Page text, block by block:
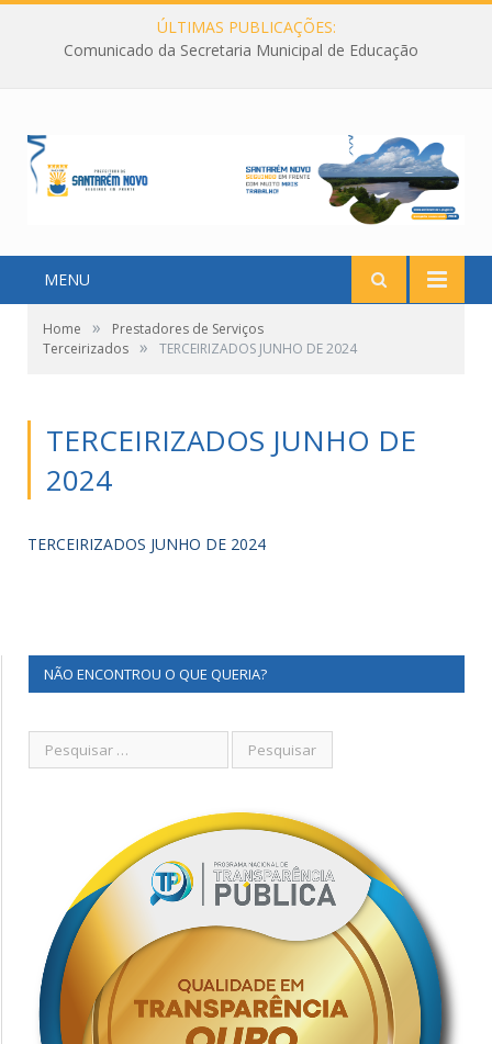
ÚLTIMAS PUBLICAÇÕES:
Comunicado da Secretaria Municipal de Educação
MENU
Home »
Prestadores de Serviços
Terceirizados » TERCEIRIZADOS JUNHO DE 2024
TERCEIRIZADOS JUNHO DE
2024
TERCEIRIZADOS JUNHO DE 2024
NÃO ENCONTROU O QUE QUERIA?